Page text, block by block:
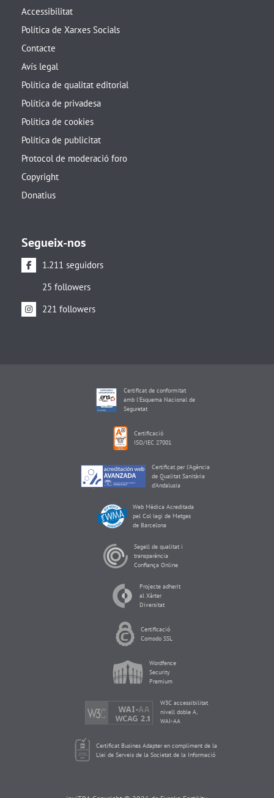
Accessibilitat
Política de Xarxes Socials
Contacte
Avís legal
Política de qualitat editorial
Política de privadesa
Política de cookies
Política de publicitat
Protocol de moderació foro
Copyright
Donatius
Segueix-nos
1.211 seguidors
25 followers
221 followers
Certificat de conformitat
amb l'Esquema Nacional de
Seguretat
Certificació
ISO/IEC 27001
Certificat per l’Agència
de Qualitat Sanitària
d’Andalusia
Web Mèdica Acreditada
pel Col·legi de Metges
de Barcelona
Segell de qualitat i
transparència
Confiança Online
Projecte adherit
al Xàrter
Diversitat
Certificació
Comodo SSL
Wordfence
Security
Premium
W3C accessibilitat
nivell doble A,
WAI-AA
Certificat Busines Adapter en compliment de la
Llei de Serveis de la Societat de la Informació